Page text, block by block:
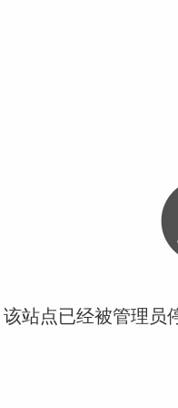
站点已经被管理员